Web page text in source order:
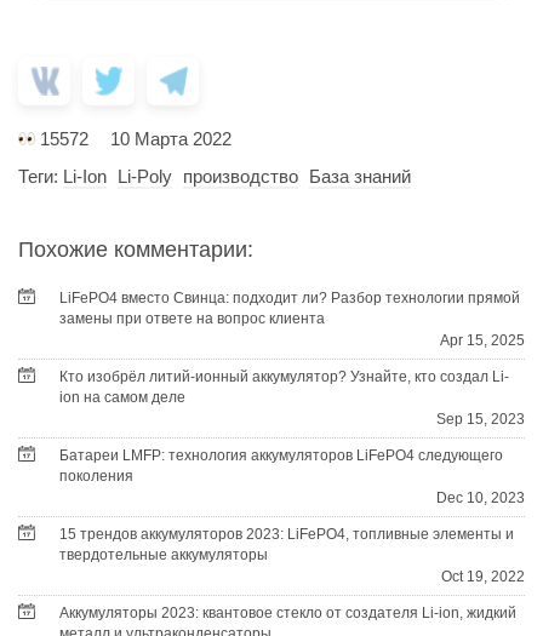
15572
10 Марта 2022
Теги: Li-Ion Li-Poly производство База знаний
Похожие комментарии:
LiFePO4 вместо Свинца: подходит ли? Разбор технологии прямой
замены при ответе на вопрос клиента
Apr 15, 2025
Кто изобрёл литий-ионный аккумулятор? Узнайте, кто создал Li-
ion на самом деле
Sep 15, 2023
Батареи LMFP: технология аккумуляторов LiFePO4 следующего
поколения
Dec 10, 2023
15 трендов аккумуляторов 2023: LiFePO4, топливные элементы и
твердотельные аккумуляторы
Oct 19, 2022
Аккумуляторы 2023: квантовое стекло от создателя Li-ion, жидкий